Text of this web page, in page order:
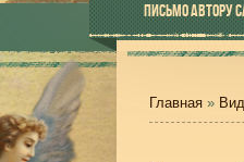
ПИСЬМО АВТОРУ
Главная »